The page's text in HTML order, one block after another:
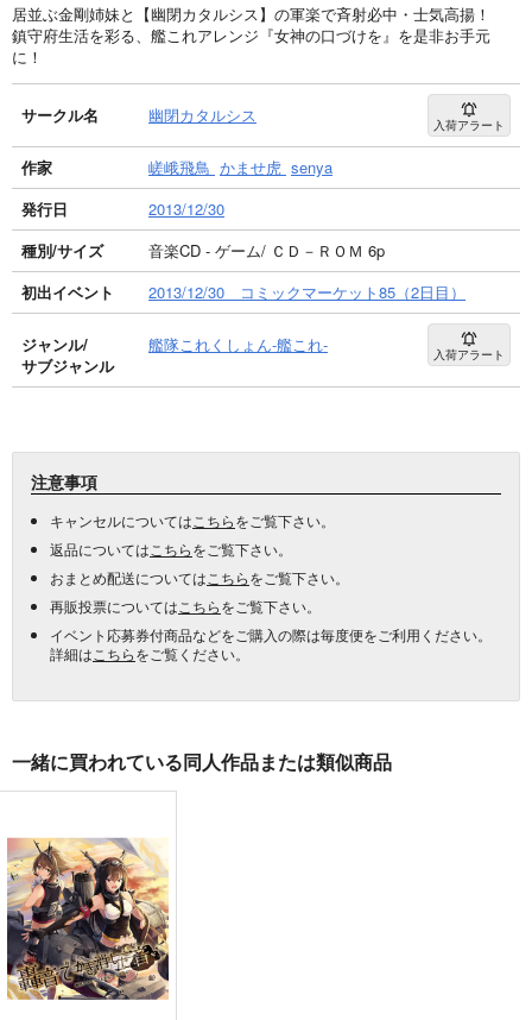
居並ぶ金剛姉妹と【幽閉カタルシス】の軍楽で斉射必中・士気高揚！
鎮守府生活を彩る、艦これアレンジ『女神の口づけを』を是非お手元
に！
サークル名 幽閉カタルシス 入荷アラート
作家 嵯峨飛鳥 かませ虎 senya
発行日
2013/12/30
種別/サイズ
音楽CD - ゲーム/ ＣＤ－ＲＯＭ 6p
初出イベント
2013/12/30 コミックマーケット85（2日目）
ジャンル/
サブジャンル
艦隊これくしょん-艦これ- 入荷アラート
注意事項
キャンセルについては こちらをご覧下さい。
返品については こちらをご覧下さい。
おまとめ配送については こちらをご覧下さい。
再販投票については こちらをご覧下さい。
イベント応募券付商品などをご購入の際は毎度便をご利用ください。
詳細は こちらをご覧ください。
一緒に買われている同人作品または類似商品